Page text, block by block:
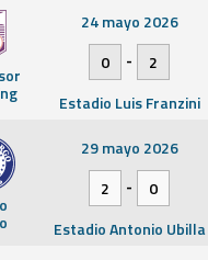
24 mayo 2026
0
-
2
Estadio Luis Franzini
29 mayo 2026
2
-
0
Estadio Antonio Ubilla